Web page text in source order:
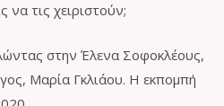
να τις χειριστούν;
στην Έλενα Σοφοκλέους,
Μαρία Γκλιάου. Η εκπομπή